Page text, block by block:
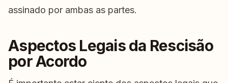
assinado por ambas as partes.
Aspectos Legais da Rescisão
por Acordo